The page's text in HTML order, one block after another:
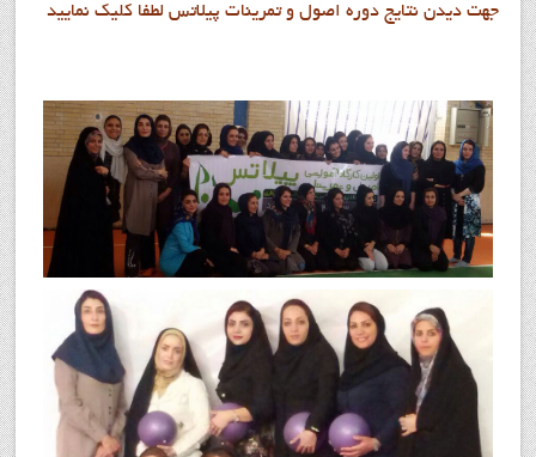
جهت ديدن نتايج دوره اصول و تمرينات پيلاتس لطفا کليک نماييد